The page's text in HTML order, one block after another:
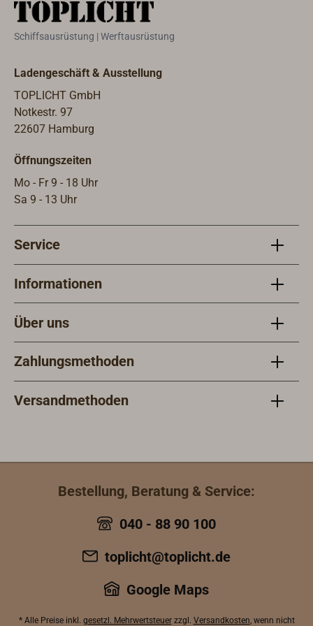
Nylon.
Schiffsausrüstung | Werftausrüstung
Ladengeschäft & Ausstellung
TOPLICHT GmbH
Notkestr. 97
22607 Hamburg
Öffnungszeiten
Mo - Fr 9 - 18 Uhr
Sa 9 - 13 Uhr
Service
Informationen
Über uns
Zahlungsmethoden
Versandmethoden
Bestellung, Beratung & Service:
040 - 88 90 100
toplicht@toplicht.de
Google Maps
* Alle Preise inkl. gesetzl. Mehrwertsteuerzzgl. Versandkosten, wenn nicht